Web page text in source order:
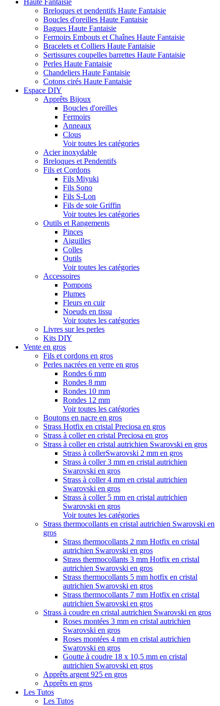
Haute Fantaisie
Breloques et pendentifs Haute Fantaisie
Boucles d'oreilles Haute Fantaisie
Bagues Haute Fantaisie
Fermoirs Embouts et Chaînes Haute Fantaisie
Bracelets et Colliers Haute Fantaisie
Sertissures coupelles barrettes Haute Fantaisie
Perles Haute Fantaisie
Chandeliers Haute Fantaisie
Cotons cirés Haute Fantaisie
Espace DIY
Apprêts Bijoux
Boucles d'oreilles
Fermoirs
Anneaux
Clous
Voir toutes les catégories
Acier inoxydable
Breloques et Pendentifs
Fils et Cordons
Fils Miyuki
Fils Sono
Fils S-Lon
Fils de soie Griffin
Voir toutes les catégories
Outils et Rangements
Pinces
Aiguilles
Colles
Outils
Voir toutes les catégories
Accessoires
Pompons
Plumes
Fleurs en cuir
Noeuds en tissu
Voir toutes les catégories
Livres sur les perles
Kits DIY
Vente en gros
Fils et cordons en gros
Perles nacrées en verre en gros
Rondes 6 mm
Rondes 8 mm
Rondes 10 mm
Rondes 12 mm
Voir toutes les catégories
Boutons en nacre en gros
Strass Hotfix en cristal Preciosa en gros
Strass à coller en cristal Preciosa en gros
Strass à coller en cristal autrichien Swarovski en gros
Strass à collerSwarovski 2 mm en gros
Strass à coller 3 mm en cristal autrichien
Swarovski en gros
Strass à coller 4 mm en cristal autrichien
Swarovski en gros
Strass à coller 5 mm en cristal autrichien
Swarovski en gros
Voir toutes les catégories
Strass thermocollants en cristal autrichien Swarovski en
gros
Strass thermocollants 2 mm Hotfix en cristal
autrichien Swarovski en gros
Strass thermocollants 3 mm Hotfix en cristal
autrichien Swarovski en gros
Strass thermocollants 5 mm hotfix en cristal
autrichien Swarovski en gros
Strass thermocollants 7 mm Hotfix en cristal
autrichien Swarovski en gros
Strass à coudre en cristal autrichien Swarovski en gros
Roses montées 3 mm en cristal autrichien
Swarovski en gros
Roses montées 4 mm en cristal autrichien
Swarovski en gros
Goutte à coudre 18 x 10,5 mm en cristal
autrichien Swarovski en gros
Apprêts argent 925 en gros
Apprêts en gros
Les Tutos
Les Tutos